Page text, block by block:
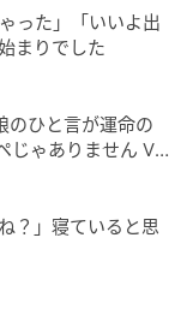
った」「いいよ出
まりでした
のひと言が運命の
じゃありません Vo
？」寝ていると思